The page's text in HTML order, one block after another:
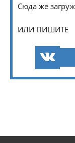
Сюда же
ИЛИ ПИШИТЕ